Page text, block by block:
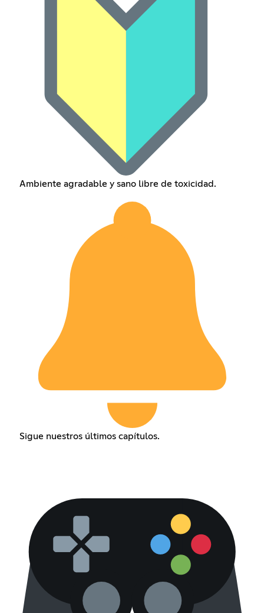
Ambiente agradable y sano libre de toxicidad.
Sigue nuestros últimos capítulos.